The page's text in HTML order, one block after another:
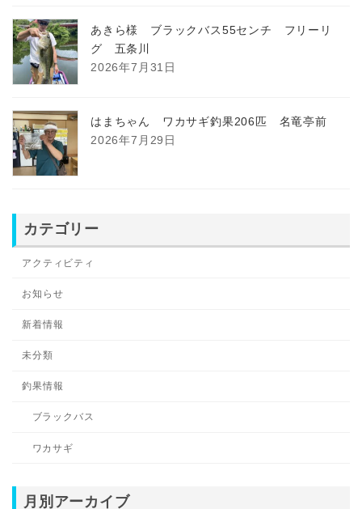
あきら様 ブラックバス55センチ フリーリ
グ 五条川
2026年7月31日
はまちゃん ワカサギ釣果206匹 名竜亭前
2026年7月29日
カテゴリー
アクティビティ
お知らせ
新着情報
未分類
釣果情報
ブラックバス
ワカサギ
月別アーカイブ